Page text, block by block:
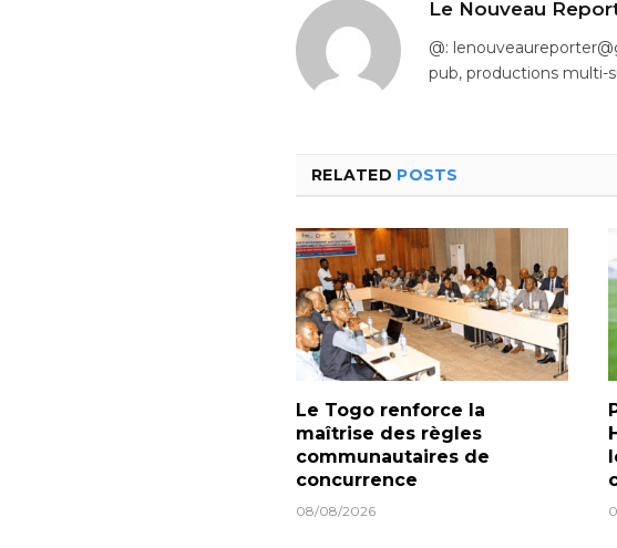
Le Nouveau
@:
pub, productions multi-
RELATED POSTS
Le Togo renforce la
maîtrise des règles
communautaires de
concurrence
08/08/2026